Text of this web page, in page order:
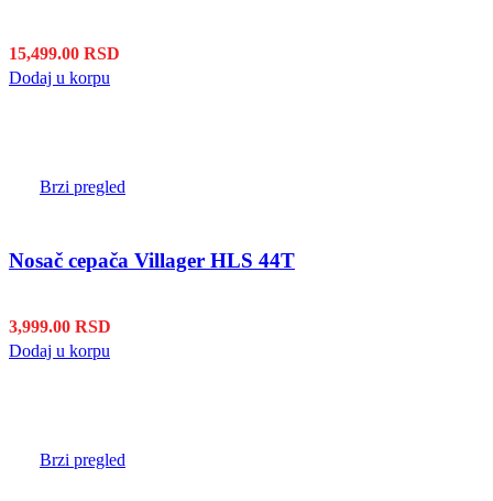
15,499.00 RSD
Dodaj u korpu
Brzi pregled
Nosač cepača Villager HLS 44T
3,999.00 RSD
Dodaj u korpu
Brzi pregled